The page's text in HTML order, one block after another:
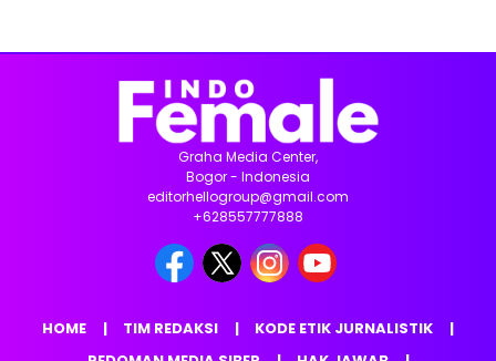
Graha Media Center,
Bogor - Indonesia
editorhellogroup@gmail.com
+628557777888
HOME TIM REDAKSI
KODE ETIK JURNALISTIK